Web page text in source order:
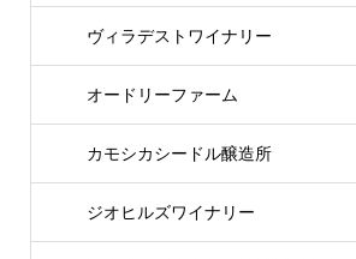
ヴィラデストワイナリー
オードリーファーム
カモシカシードル醸造所
ジオヒルズワイナリー